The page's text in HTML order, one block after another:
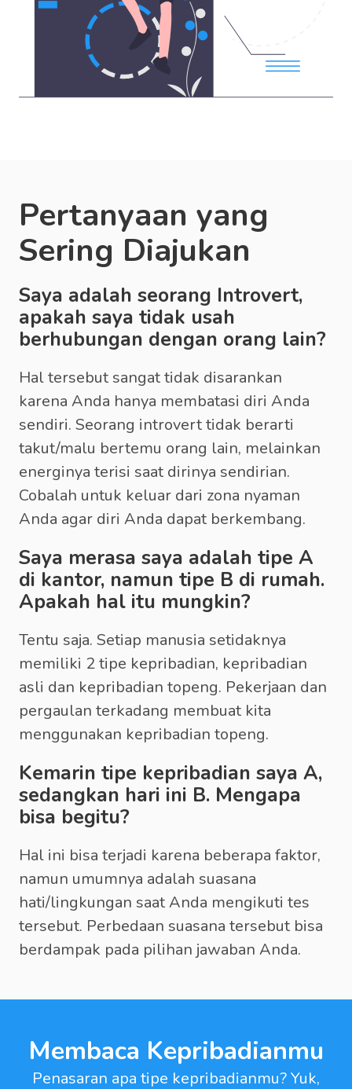
Pertanyaan yang
Sering Diajukan
Saya adalah seorang Introvert,
apakah saya tidak usah
berhubungan dengan orang lain?
Hal tersebut sangat tidak disarankan
karena Anda hanya membatasi diri Anda
sendiri. Seorang introvert tidak berarti
takut/malu bertemu orang lain, melainkan
energinya terisi saat dirinya sendirian.
Cobalah untuk keluar dari zona nyaman
Anda agar diri Anda dapat berkembang.
Saya merasa saya adalah tipe A
di kantor, namun tipe B di rumah.
Apakah hal itu mungkin?
Tentu saja. Setiap manusia setidaknya
memiliki 2 tipe kepribadian, kepribadian
asli dan kepribadian topeng. Pekerjaan dan
pergaulan terkadang membuat kita
menggunakan kepribadian topeng.
Kemarin tipe kepribadian saya A,
sedangkan hari ini B. Mengapa
bisa begitu?
Hal ini bisa terjadi karena beberapa faktor,
namun umumnya adalah suasana
hati/lingkungan saat Anda mengikuti tes
tersebut. Perbedaan suasana tersebut bisa
berdampak pada pilihan jawaban Anda.
Membaca Kepribadianmu
Penasaran apa tipe kepribadianmu? Yuk,